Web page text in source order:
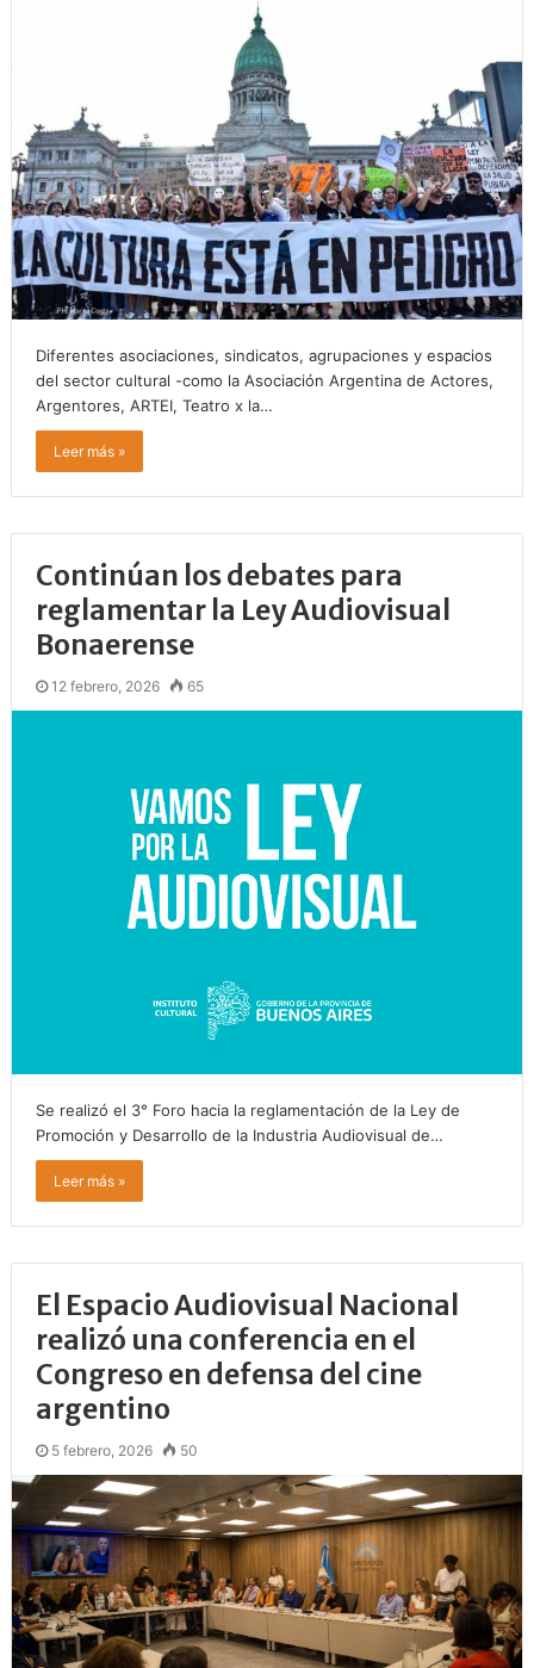
Diferentes asociaciones, sindicatos, agrupaciones y espacios
del sector cultural -como la Asociación Argentina de Actores,
Argentores, ARTEI, Teatro x la…
Leer más »
Continúan los debates para
reglamentar la Ley Audiovisual
Bonaerense
12 febrero, 2026 65
Se realizó el 3° Foro hacia la reglamentación de la Ley de
Promoción y Desarrollo de la Industria Audiovisual de…
Leer más »
El Espacio Audiovisual Nacional
realizó una conferencia en el
Congreso en defensa del cine
argentino
5 febrero, 2026 50